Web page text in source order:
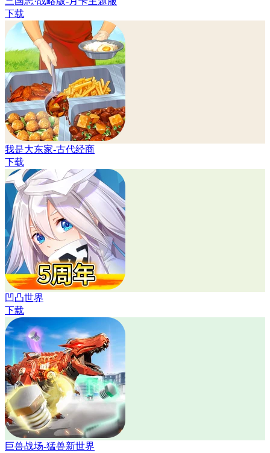
下载
我是大东家-古代经商
下载
凹凸世界
下载
巨兽战场-猛兽新世界